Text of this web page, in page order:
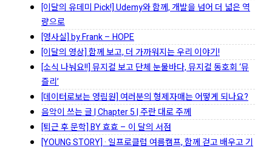
[이달의 유데미 Pick!] Udemy와 함께, 개발을 넘어 더 넓은 역
량으로
[영사실] by Frank – HOPE
[이달의 영상] 함께 보고, 더 가까워지는 우리 이야기!
[소식 나눠요!!] 뮤지컬 보고 단체 눈물바다, 뮤지컬 동호회 ‘뮤
즐리’
[데이터로보는 영림원] 여러분의 형제자매는 어떻게 되나요?
음악이 쓰는 글 | Chapter 5 | 주란 대로 주께
[퇴근 후 문학] BY 효효 – 이 달의 서점
[YOUNG STORY] · 일프로클럽 여름캠프, 함께 걷고 배우고 기